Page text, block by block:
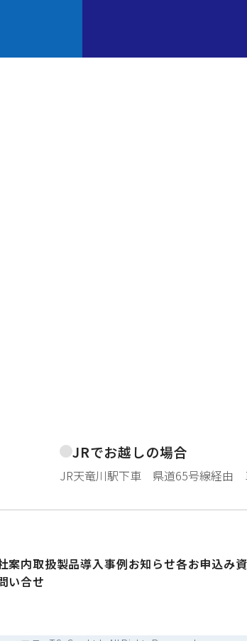
JRでお越しの場合
JR天竜川駅下車 県道65号線経由
案内取扱製品導入事例お知らせ各お申込み
い合せ